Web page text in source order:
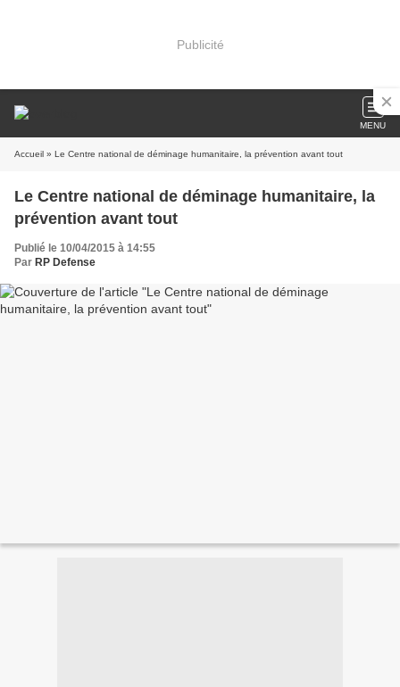
Publicité
MENU
Accueil » Le Centre national de déminage humanitaire, la prévention avant tout
Le Centre national de déminage humanitaire, la
prévention avant tout
Publié le 10/04/2015 à 14:55
Par RP Defense